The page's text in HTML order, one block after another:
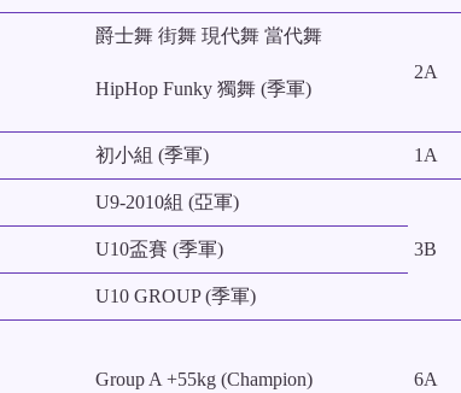
爵士舞 街舞 現代舞 當代舞
HipHop Funky 獨舞 (季軍)
2A
初小組 (季軍) 1A
U9-2010組 (亞軍)
3B
U10盃賽 (季軍)
U10 GROUP (季軍)
Group A +55kg (Champion) 6A